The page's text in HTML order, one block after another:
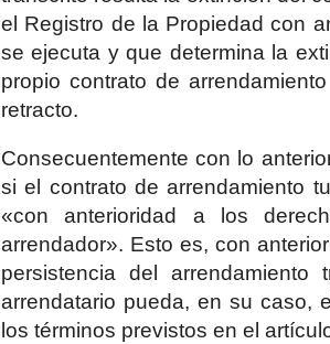
el Registro de la Propiedad con
se ejecuta y que determina la
propio contrato de
retracto.
Consecuentemente con lo
si el contrato de arrendamiento
«con anterioridad a los
arrendador». Esto es, con
persistencia del
arrendatario pueda, en su caso,
los términos previstos en el